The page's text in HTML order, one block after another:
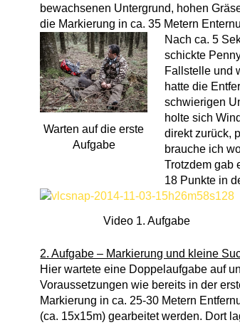
bewachsenen Untergrund, hohen
die Markierung in ca. 35 Metern
Warten auf die erste
Aufgabe
Nach ca. 5
schickte
Fallstelle und
hatte die
schwierigen
holte sich
direkt zurück,
brauche ich
Trotzdem gab
18 Punkte in
Video 1. Aufgabe
2. Aufgabe – Markierung und kleine
Hier wartete eine Doppelaufgabe auf
Voraussetzungen wie bereits in der
Markierung in ca. 25-30 Metern
(ca. 15x15m) gearbeitet werden. Dort